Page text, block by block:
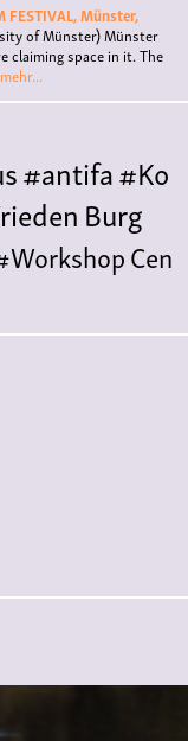
FESTIVAL, Münster,
of Münster)Münster
claiming space in it. The
#antifa#Ko
Burg
Cen
#liveKonzert
punk#kino